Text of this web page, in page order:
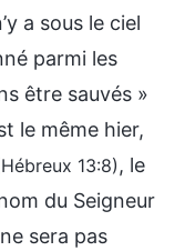
a sous le ciel
parmi les
être sauvés »
le même hier,
13:8) , le
du Seigneur
sera pas